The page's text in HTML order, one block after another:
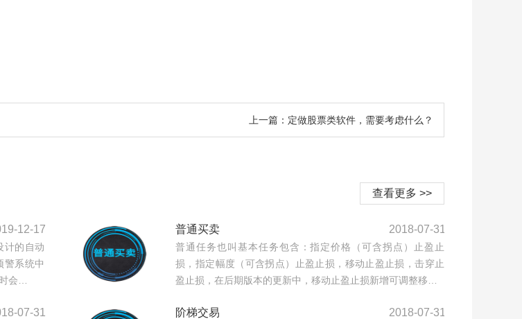
上一篇：定做股票类软件，需要考虑什么？
查看更多 >>
12-17
计的自动
警系统中
会…
普通买卖 2018-07-31
普通任务也叫基本任务包含：指定价格（可含拐点）止盈止
损，指定幅度（可含拐点）止盈止损，移动止盈止损，击穿止
盈止损，在后期版本的更新中，移动止盈止损新增可调整移…
07-31 阶梯交易 2018-07-31